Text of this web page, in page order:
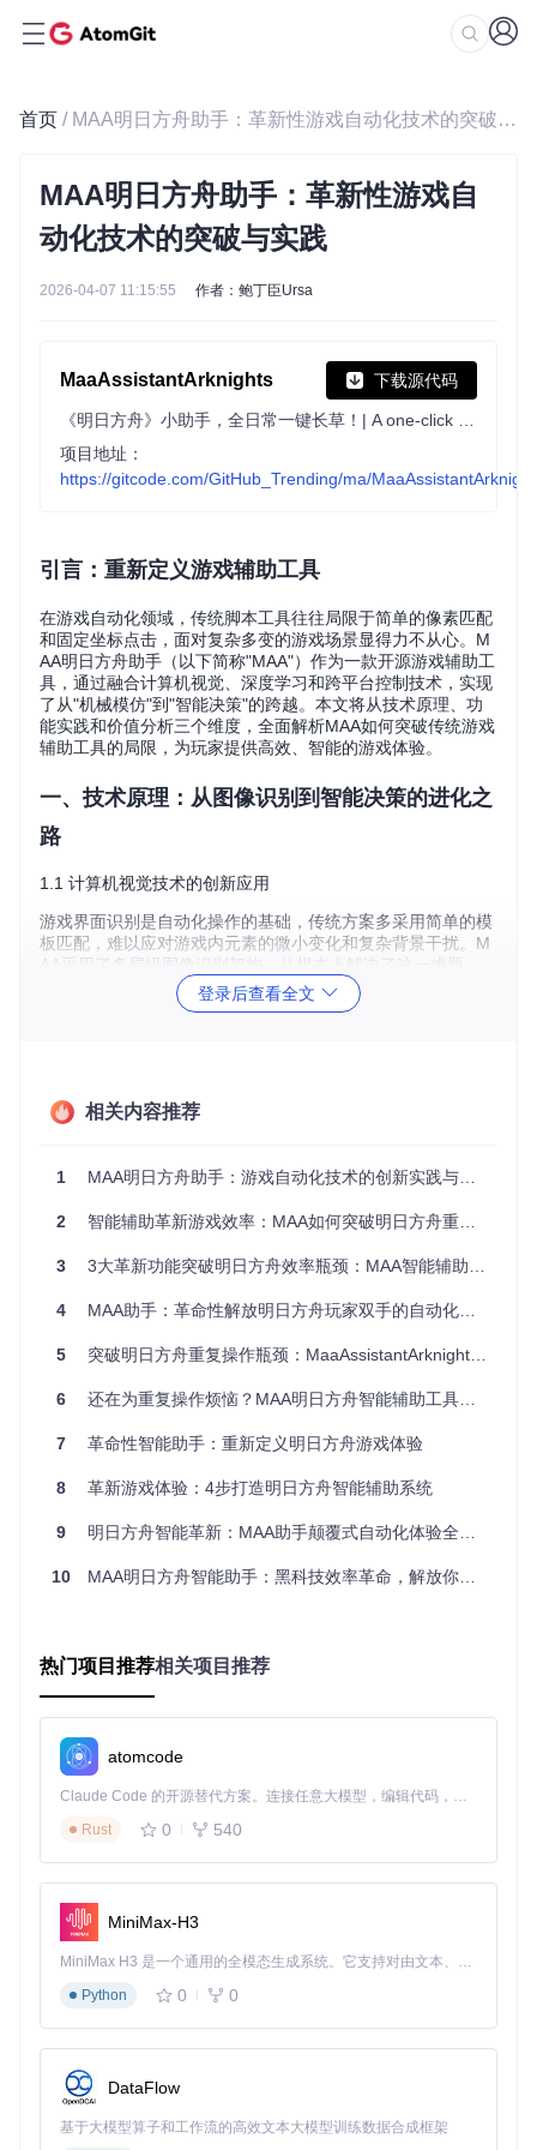
首页 / MAA明日方舟助手：革新性游戏自动化技术的突破与实践
MAA明日方舟助手：革新性游戏自
动化技术的突破与实践
2026-04-07 11:15:55 作者：鲍丁臣Ursa
MaaAssistantArknights 下载源代码
项目地址：
https://gitcode.com/GitHub_Trending/ma/
引言：重新定义游戏辅助工具
在游戏自动化领域，传统脚本工具往往局限于简单的像素匹配
和固定坐标点击，面对复杂多变的游戏场景显得力不从心。M
AA明日方舟助手（以下简称"MAA"）作为一款开源游戏辅助工
具，通过融合计算机视觉、深度学习和跨平台控制技术，实现
了从"机械模仿"到"智能决策"的跨越。本文将从技术原理、功
能实践和价值分析三个维度，全面解析MAA如何突破传统游戏
辅助工具的局限，为玩家提供高效、智能的游戏体验。
一、技术原理：从图像识别到智能决策的进化之
路
1.1 计算机视觉技术的创新应用
游戏界面识别是自动化操作的基础，传统方案多采用简单的模
板匹配，难以应对游戏内元素的微小变化和复杂背景干扰。M
AA采用了多层级图像识别架构，从根本上解决了这一难题。
📌核心突破：多层级图像识别引擎
中层：融合PaddleOCR实现高精度文字识别，支持多语言
游戏界面
景的语义理解
这种架构使得MAA能够在不同分辨率、不同UI主题的游戏客户
端中保持稳定的识别能力，识别准确率较传统模板匹配提升了
图1：MAA对游戏界面元素的智能识别与标记
1.2 智能决策系统的技术实现
MAA不仅仅是一个图像识别工具，更是一个具备决策能力的智
传统游戏辅助工具通常采用线性执行流程，无法应对游戏中的
随机事件和异常情况。MAA引入了基于有限状态机的任务调度
系统，通过[src/MaaCore/Task/ProcessTask.cpp]实现了复杂
任务的动态规划与执行。
动态参数调整的自适应能力
通过这一框架，MAA能够根据游戏内实时情况调整策略，例如
在战斗中根据敌人波次变化调整干员部署顺序，或在基建管理
中根据干员心情状态动态调整排班。
1.3 跨平台控制技术的突破
下实现一致的控制效果。MAA通过抽象控制层设计，成功实现
了跨平台支持。
控
制
案
Wi
nd
Win32 A
PI
提高代码可维护
性
Lin
ux
X11模拟
输入
+ 平台适配模块
多桌面环境
登录后查看全文
相关内容推荐
1 MAA明日方舟助手：游戏自动化技术的创新实践与应用
2 智能辅助革新游戏效率：MAA如何突破明日方舟重复操作瓶颈
3 3大革新功能突破明日方舟效率瓶颈：MAA智能辅助系统全解析
4 MAA助手：革命性解放明日方舟玩家双手的自动化解决方案
5 突破明日方舟重复操作瓶颈：MaaAssistantArknights智能辅助工具深度解析
6 还在为重复操作烦恼？MAA明日方舟智能辅助工具让游戏体验升维
7 革命性智能助手：重新定义明日方舟游戏体验
8 革新游戏体验：4步打造明日方舟智能辅助系统
9 明日方舟智能革新：MAA助手颠覆式自动化体验全攻略
10 MAA明日方舟智能助手：黑科技效率革命，解放你的游戏时间
热门项目推荐相关项目推荐
atomcode
Claude Code 的开源替代方案。连接任意大模型，编辑代码，运行命令，自动验证 — 全自动执行。用 Rust 构建，极致性能。 ｜ An open-source alternative to Claude Code. Connect any LLM, edit code, run commands, and verify changes — autonomously. Built in Rust for speed. Get Started
Rust
0 540
MiniMax-H3
MiniMax H3 是一个通用的全模态生成系统。它支持对由文本、图像、视频和音频组成的多模态上下文进行统一理解，并能生成分辨率高达 2K、时长可达 15 秒的带原生立体声音频的视频。得益于面向任务泛化的系统设计，H3 在预训练阶段就已具备广泛的多模态上下文理解与生成能力，能够出色地执行复杂的多模态指令。
Python
0 0
DataFlow
基于大模型算子和工作流的高效文本大模型训练数据合成框架